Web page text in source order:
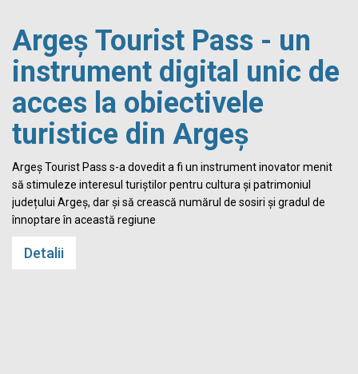
Argeș Tourist Pass - un
instrument digital unic de
acces la obiectivele
turistice din Argeș
Argeș Tourist Pass s-a dovedit a fi un instrument inovator menit
să stimuleze interesul turiștilor pentru cultura și patrimoniul
județului Argeș, dar și să crească numărul de sosiri și gradul de
înnoptare în această regiune
Detalii